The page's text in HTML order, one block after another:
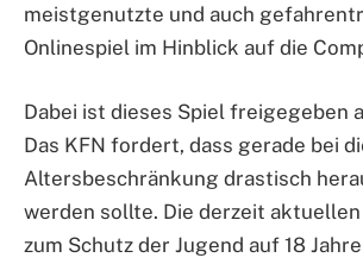
meistgenutzte und auch
Onlinespiel im Hinblick auf die
Dabei ist dieses Spiel freigegeben
Das KFN fordert, dass gerade bei
Altersbeschränkung drastisch
werden sollte. Die derzeit aktuellen
zum Schutz der Jugend auf 18